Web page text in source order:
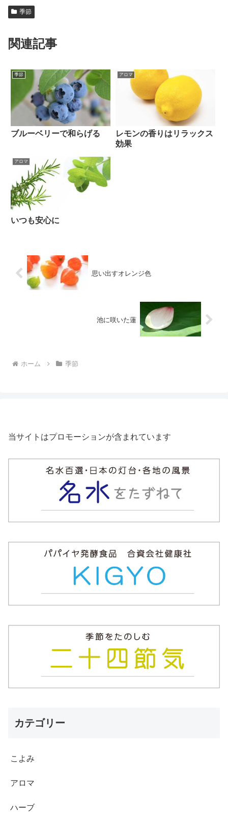
季節
関連記事
季節
ブルーベリーで和らげる
アロマ
レモンの香りはリラックス
効果
アロマ
いつも安心に
思い出すオレンジ色
池に咲いた蓮
ホーム 季節
当サイトはプロモーションが含まれています
カテゴリー
こよみ
アロマ
ハーブ